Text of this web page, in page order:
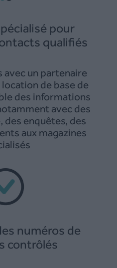
pour
qualifiés
avec un partenaire
de base de
des informations
avec des
des enquêtes, des
aux magazines
numéros de
contrôlés